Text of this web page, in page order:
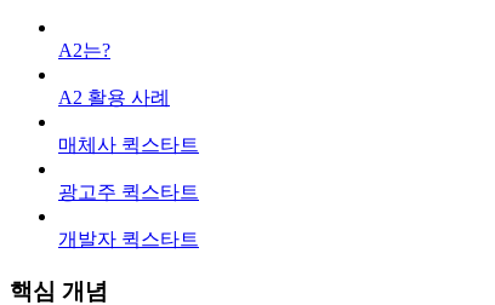
A2는?
A2 활용 사례
매체사 퀵스타트
광고주 퀵스타트
개발자 퀵스타트
핵심 개념